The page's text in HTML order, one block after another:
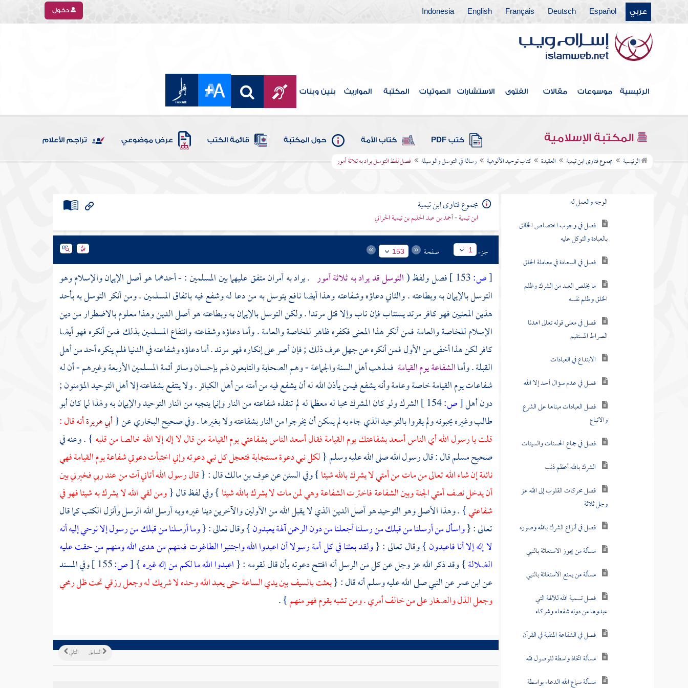
عربي Español
Deutsch
Français
English
Indonesia دخول
الرئيسية موسوعات مقالات الفتوى الاستشارات الصوتيات المكتبة المواريث بنين وبنات
المكتبة الإسلامية كتب PDF كتاب الأمة حول المكتبة قائمة الكتب عرض موضوعي تراجم الأعلام
الرئيسية مجموع فتاوى ابن تيمية العقيدة كتاب توحيد الألوهية رسالة في التوسل والوسيلة فصل لفظ التوسل يراد به ثلاثة أمور
شروط الانتفاع بالشفاعة
والدعاء
شفاعة الرسول ودعاؤه
ما احتج به المنكرون
فصل لفظ التوسل يراد به
ثلاثة أمور
أصناف المشركين
بالملائكة والأنبياء
حقيقة البدعة السيئة
وجهين
أعظم أسباب ضلال
المشركين
حكم سؤال الخلق
الحاجات الدنيوية
دين الإسلام مبني على
سؤال المخلوقين
لعباده وما لم يشرعه
لفظ الوسيلة والتوسل فيه
إجمال واشتباه
التوسل بالنبي والتوجه به
في كلام الصحابة
لفظ التوسل يراد به ثلاثة
الحلف بالمخلوقات
المحترمة أو بما يعتقد حرمته
كالعرش والكرسي
الحلف بالأنبياء
قول القائل سألتك بالله
مجموع فتاوى ابن تيمية
ابن تيمية - أحمد بن عبد الحليم بن تيمية الحراني
جزء 1 صفحة 153
[ص: فصل ولفظ (التوسل قد يراد به ثلاثة أمور . يراد به أمران متفق عليهما بين المسلمين : - أحدهما هو أصل الإيمان والإسلام وهو
التوسل بالإيمان به وبطاعته . والثاني دعاؤه وشفاعته وهذا أيضا نافع يتوسل به من دعا له وشفع فيه باتفاق المسلمين . ومن أنكر التوسل به بأحد
هذين المعنيين فهو كافر مرتد يستتاب فإن تاب وإلا قتل مرتدا . ولكن التوسل بالإيمان به وبطاعته هو أصل الدين وهذا معلوم بالاضطرار من دين
الإسلام للخاصة والعامة فمن أنكر هذا المعنى فكفره ظاهر للخاصة والعامة . وأما دعاؤه وشفاعته وانتفاع المسلمين بذلك فمن أنكره فهو أيضا
كافر لكن هذا أخفى من الأول فمن أنكره عن جهل عرف ذلك ; فإن أصر على إنكاره فهو مرتد . أما دعاؤه وشفاعته في الدنيا فلم ينكره أحد من أهل
القبلة . وأماالشفاعة يوم القيامة فمذهب أهل السنة والجماعة - وهم الصحابة والتابعون لهم بإحسان وسائر أئمة المسلمين الأربعة وغيرهم - أن له
شفاعات يوم القيامة خاصة وعامة وأنه يشفع فيمن يأذن الله له أن يشفع فيه من أمته من أهل الكبائر . ولا ينتفع بشفاعته إلا أهل التوحيد المؤمنون ;
دون أهل[ص: الشرك ولو كان المشرك محبا له معظما له لم تنقذه شفاعته من النار وإنما ينجيه من النار التوحيد والإيمان به ولهذا لما كانأبو
طالبوغيره يحبونه ولم يقروا بالتوحيد الذي جاء به لم يمكن أن يخرجوا من النار بشفاعته ولا بغيرها . وفي صحيحالبخاريعن {أبي هريرةأنه قال :
قلت يا رسول الله أي الناس أسعد بشفاعتك يوم القيامة فقال أسعد الناس بشفاعتي يوم القيامة من قال لا إله إلا الله خالصا من قلبه} . وعنه في
صحيحمسلمقال : قال رسول الله صلى الله عليه وسلم {لكل نبي دعوة مستجابة فتعجل كل نبي دعوته وإني اختبأت دعوتي شفاعة يوم القيامة فهي
نائلة إن شاء الله تعالى من مات من أمتي لا يشرك بالله شيئا} وفي السنن عنعوف بن مالكقال : {قال رسول الله أتاني آت من عند ربي فخيرني بين
أن يدخل نصف أمتي الجنة وبين الشفاعة فاخترت الشفاعة وهي لمن مات لا يشرك بالله شيئا} وفي لفظ قال {ومن لقي الله لا يشرك به شيئا فهو في
شفاعتي} . وهذا الأصل وهو التوحيد هو أصل الدين الذي لا يقبل الله من الأولين والآخرين دينا غيره وبه أرسل الله الرسل وأنزل الكتب كما قال
تعالى : {واسأل من أرسلنا من قبلك من رسلنا أجعلنا من دون الرحمن آلهة يعبدون} وقال تعالى : {وما أرسلنا من قبلك من رسول إلا نوحي إليه أنه
لا إله إلا أنا فاعبدون} وقال تعالى : {ولقد بعثنا في كل أمة رسولا أن اعبدوا الله واجتنبوا الطاغوت فمنهم من هدى الله ومنهم من حقت عليه
الضلالة} وقد ذكر الله عز وجل عن كل من الرسل أنه افتتح دعوته بأن قال لقومه : {اعبدوا الله ما لكم من إله غيره}
[ص:
وفي المسند
عنابن عمرعن النبي صلى الله عليه وسلم أنه قال : {بعثت بالسيف بين يدي الساعة حتى يعبد الله وحده لا شريك له وجعل رزقي تحت ظل رمحي
وجعل الذل والصغار على من خالف أمري . ومن تشبه بقوم فهو منهم} .
التالي السابق